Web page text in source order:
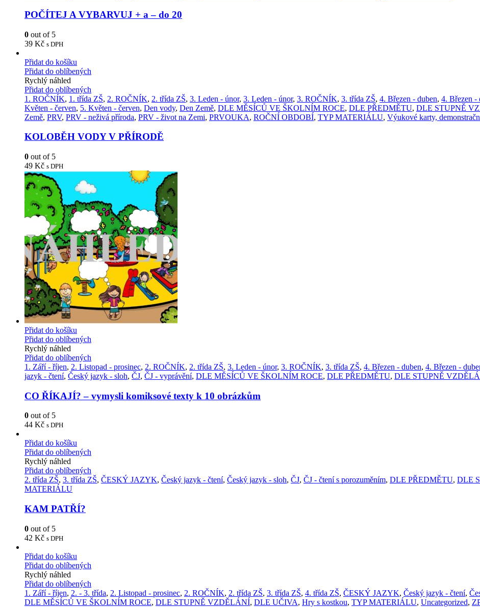
POČÍTEJ A VYBARVUJ + a – do 20
0 out of 5
39 Kč s DPH
Přidat do košíku
Přidat do oblíbených
Rychlý náhled
Přidat do oblíbených
1. ROČNÍK, 1. třída ZŠ, 2. ROČNÍK, 2. třída ZŠ, 3. Leden - únor, 3. Leden - únor, 3. ROČNÍK, 3. třída ZŠ, 4. Březen - duben, 4. Březen -
Květen - červen, 5. Květen - červen, Den vody, Den Země, DLE MĚSÍCŮ VE ŠKOLNÍM ROCE, DLE PŘEDMĚTU, DLE STUPNĚ
Země, PRV, PRV - neživá příroda, PRV - život na Zemi, PRVOUKA, ROČNÍ OBDOBÍ, TYP MATERIÁLU, Výukové karty,
KOLOBĚH VODY V PŘÍRODĚ
0 out of 5
49 Kč s DPH
Přidat do košíku
Přidat do oblíbených
Rychlý náhled
Přidat do oblíbených
1. Září - říjen, 2. Listopad - prosinec, 2. ROČNÍK, 2. třída ZŠ, 3. Leden - únor, 3. ROČNÍK, 3. třída ZŠ, 4. Březen - duben, 4. Březen -
jazyk - čtení, Český jazyk - sloh, ČJ, ČJ - vyprávění, DLE MĚSÍCŮ VE ŠKOLNÍM ROCE, DLE PŘEDMĚTU, DLE STUPNĚ
CO ŘÍKAJÍ? – vymysli komiksové texty k 10 obrázkům
0 out of 5
44 Kč s DPH
Přidat do košíku
Přidat do oblíbených
Rychlý náhled
Přidat do oblíbených
2. třída ZŠ, 3. třída ZŠ, ČESKÝ JAZYK, Český jazyk - čtení, Český jazyk - sloh, ČJ, ČJ - čtení s porozuměním, DLE PŘEDMĚTU, DLE
MATERIÁLU
KAM PATŘÍ?
0 out of 5
42 Kč s DPH
Přidat do košíku
Přidat do oblíbených
Rychlý náhled
Přidat do oblíbených
1. Září - říjen, 2. - 3. třída, 2. Listopad - prosinec, 2. ROČNÍK, 2. třída ZŠ, 3. třída ZŠ, 4. třída ZŠ, ČESKÝ JAZYK, Český jazyk - čtení,
DLE MĚSÍCŮ VE ŠKOLNÍM ROCE, DLE STUPNĚ VZDĚLÁNÍ, DLE UČIVA, Hry s kostkou, TYP MATERIÁLU, Uncategorized,